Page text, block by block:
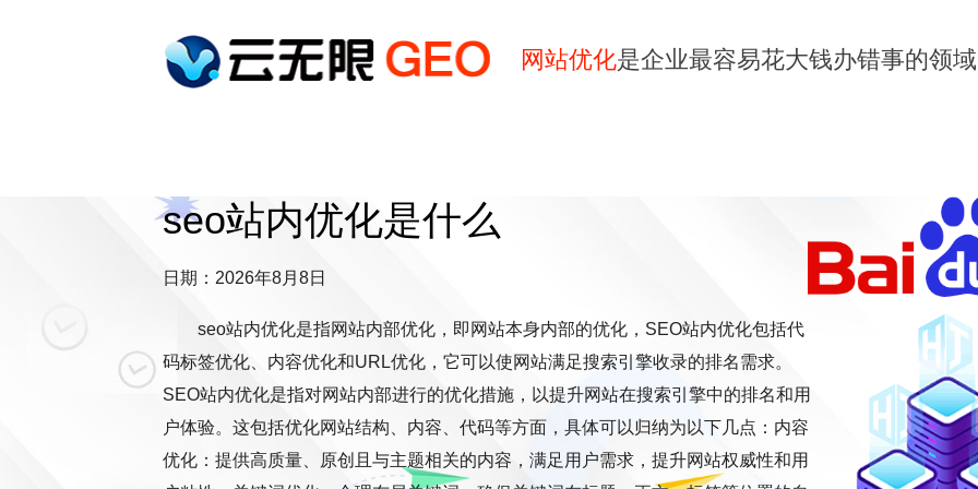
网站优化是企业最容易花大钱办错事的领域
seo站内优化是什么
日期：2026年8月8日
seo站内优化是指网站内部优化，即网站本身内部的优化，SEO站内优化包括代
码标签优化、内容优化和URL优化，它可以使网站满足搜索引擎收录的排名需求。
SEO站内优化是指对网站内部进行的优化措施，以提升网站在搜索引擎中的排名和用
户体验。这包括优化网站结构、内容、代码等方面，具体可以归纳为以下几点：内容
优化：提供高质量、原创且与主题相关的内容，满足用户需求，提升网站权威性和用